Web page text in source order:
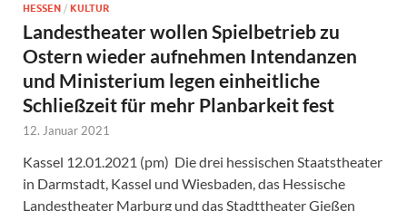
HESSEN / KULTUR
Landestheater wollen Spielbetrieb zu
Ostern wieder aufnehmen Intendanzen
und Ministerium legen einheitliche
Schließzeit für mehr Planbarkeit fest
12. Januar 2021
Kassel 12.01.2021 (pm) Die drei hessischen Staatstheater
in Darmstadt, Kassel und Wiesbaden, das Hessische
Landestheater Marburg und das Stadttheater Gießen